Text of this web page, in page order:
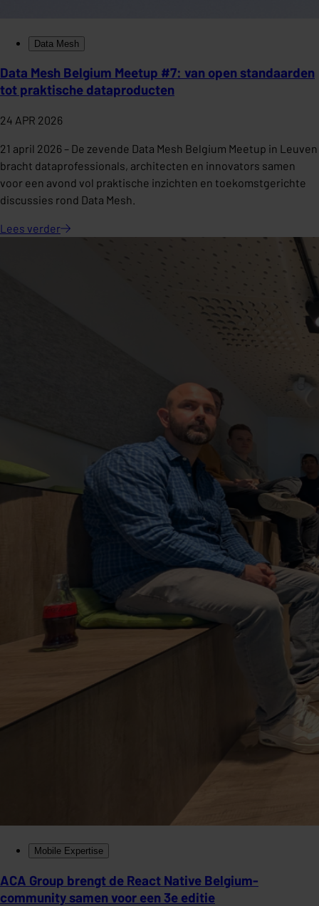
Data Mesh
Data Mesh Belgium Meetup #7: van open standaarden
tot praktische dataproducten
24 APR 2026
21 april 2026 – De zevende Data Mesh Belgium Meetup in Leuven
bracht dataprofessionals, architecten en innovators samen
voor een avond vol praktische inzichten en toekomstgerichte
discussies rond Data Mesh.
Lees verder
Mobile Expertise
ACA Group brengt de React Native Belgium-
community samen voor een 3e editie